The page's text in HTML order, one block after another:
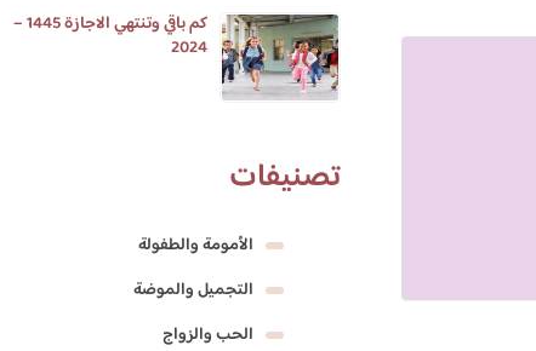
كم باقي وتنتهي الاجازة 1445 –
2024
تصنيفات
الأمومة والطفولة
التجميل والموضة
الحب والزواج